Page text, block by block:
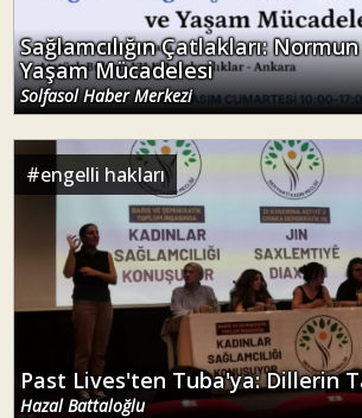
Sağlamcılığın Çatlakları:
Yaşam Mücadelesi
Solfasol Haber Merkezi
#engelli hakları
Past Lives'ten Tuba'ya: Dillerin
Hazal Battaloğlu